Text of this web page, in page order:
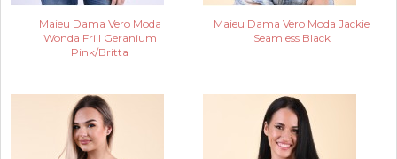
Maieu Dama Vero Moda
Wonda Frill Geranium
Pink/Britta
Maieu Dama Vero Moda Jackie
Seamless Black